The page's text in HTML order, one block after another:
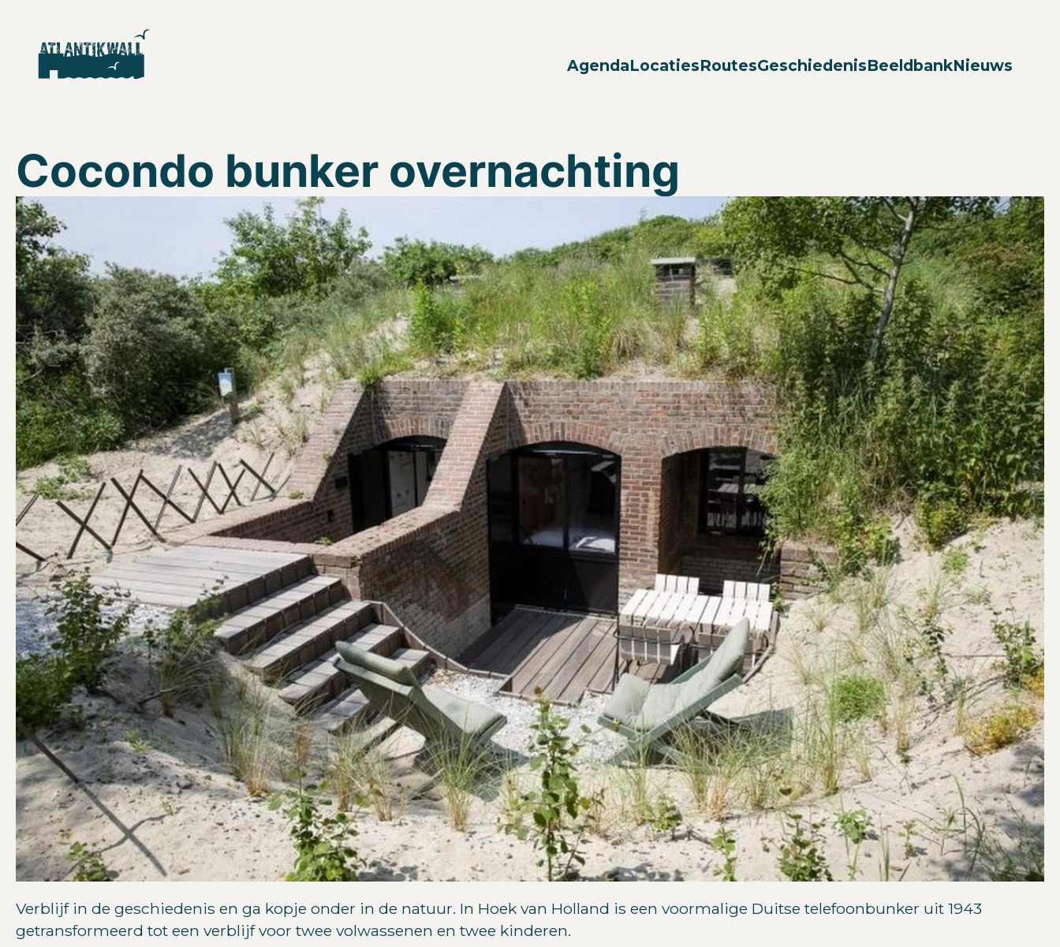
AgendaLocatiesRoutesGeschiedenisBeeldbankNieuws
Cocondo bunker overnachting
Verblijf in de geschiedenis en ga kopje onder in de natuur. In Hoek van Holland is een voormalige Duitse telefoonbunker uit 1943
getransformeerd tot een verblijf voor twee volwassenen en twee kinderen.